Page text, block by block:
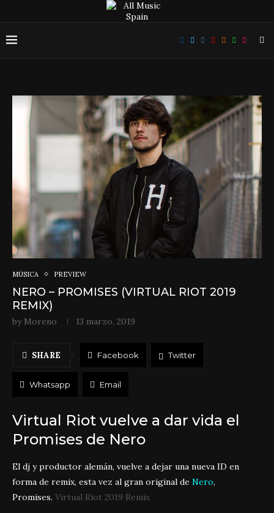
MÚSICA PREVIEW
NERO – PROMISES (VIRTUAL RIOT 2019
REMIX)
by Moreno 13 marzo, 2019
SHARE Facebook Twitter
Whatsapp Email
Virtual Riot vuelve a dar vida el
Promises de Nero
El dj y productor alemán, vuelve a dejar una nueva ID en
forma de remix, esta vez al gran original de Nero,
Promises. Virtual Riot 2019 Remix